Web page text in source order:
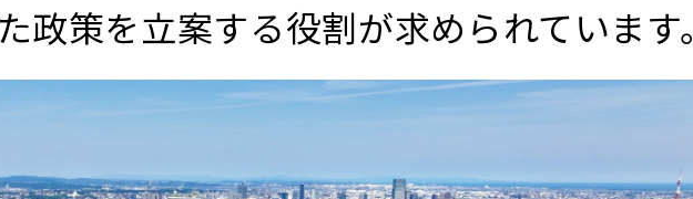
政策を立案する役割が求められています。